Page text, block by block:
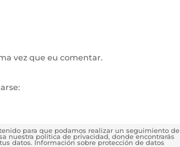
vez que eu comentar.
para que podamos realizar un seguimiento de
nuestra política de privacidad, donde encontrarás
datos. Información sobre protección de datos